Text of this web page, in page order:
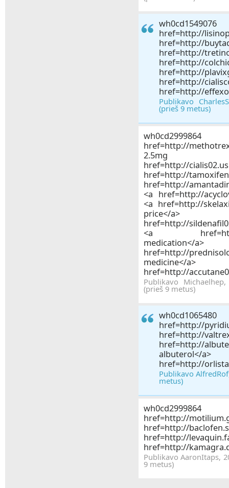
href=http://
href=http://
href=http://
href=http://
href=http://
href=http://
href=http://
Publikavo
(prieš 9 metus)
href=http://
2.5mg
href=http://
href=http://
href=http://
<a href=http://
<a href=http://
href=http://
<a href=http://
href=http://
href=http://
Publikavo
(prieš 9 metus)
href=http://
href=http://
href=http://
href=http://
Publikavo
metus)
href=http://
href=http://
href=http://
href=http://
Publikavo AaronItaps,
9 metus)